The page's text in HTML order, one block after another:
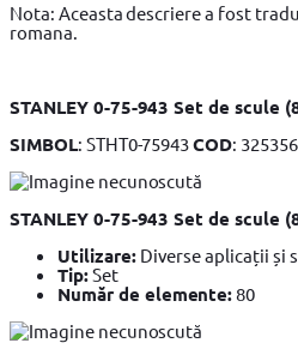
Nota: Aceasta descriere a fost
romana.
STANLEY 0-75-943 Set de scule
SIMBOL: STHT0-75943COD:
STANLEY 0-75-943 Set de scule
Utilizare:Diverse aplicații și
Tip:Set
Număr de elemente:80